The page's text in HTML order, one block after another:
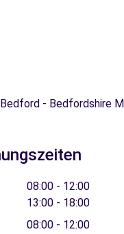
- Bedfordshire
08:00 - 12:00
13:00 - 18:00
08:00 - 12:00